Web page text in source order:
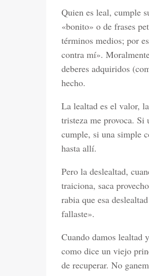
Quien es leal, cumple
«bonito» o de frases
términos medios; por
contra mí».
deberes adquiridos
hecho.
La lealtad es el valor,
tristeza me provoca. Si
cumple, si una simple
hasta allí.
Pero la deslealtad,
traiciona, saca
rabia que esa
fallaste».
Cuando damos lealtad
como dice un viejo
de recuperar. No